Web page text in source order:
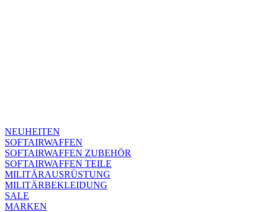
NEUHEITEN
SOFTAIRWAFFEN
SOFTAIRWAFFEN ZUBEHÖR
SOFTAIRWAFFEN TEILE
MILITÄRAUSRÜSTUNG
MILITÄRBEKLEIDUNG
SALE
MARKEN